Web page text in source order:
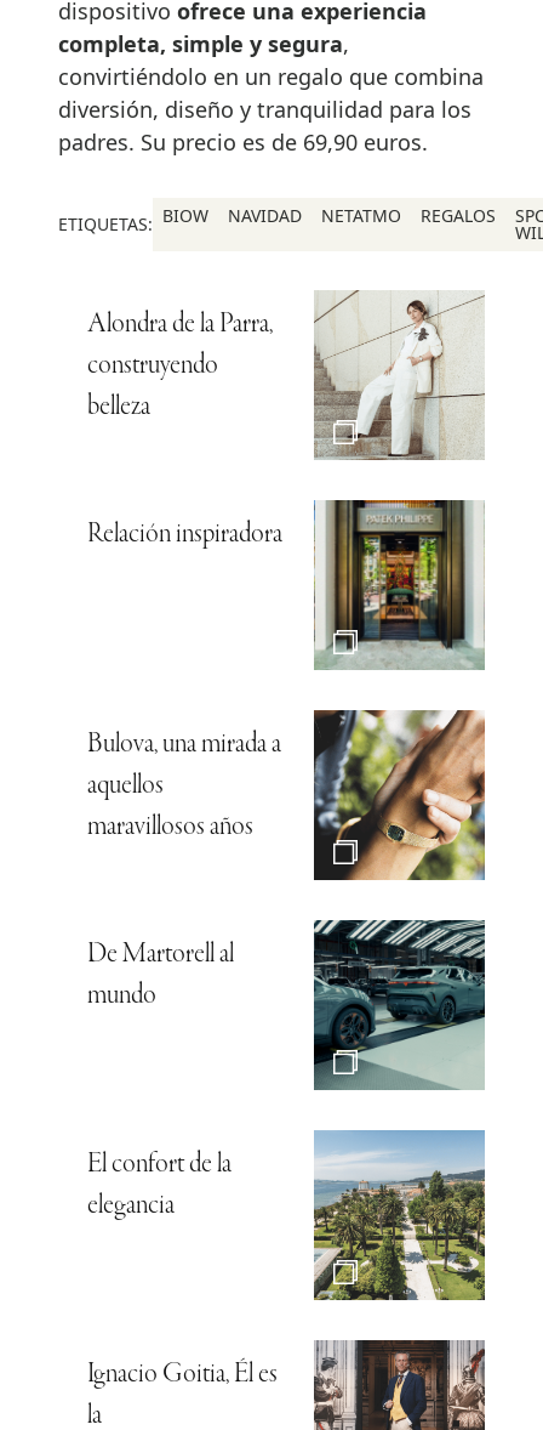
dispositivo ofrece una experiencia
completa, simple y segura,
convirtiéndolo en un regalo que combina
diversión, diseño y tranquilidad para los
padres. Su precio es de 69,90 euros.
ETIQUETAS: BIOW NAVIDAD NETATMO REGALOS
Alondra de la Parra,
construyendo
belleza
Relación inspiradora
Bulova, una mirada a
aquellos
maravillosos años
De Martorell al
mundo
El confort de la
elegancia
Ignacio Goitia, Él es
la